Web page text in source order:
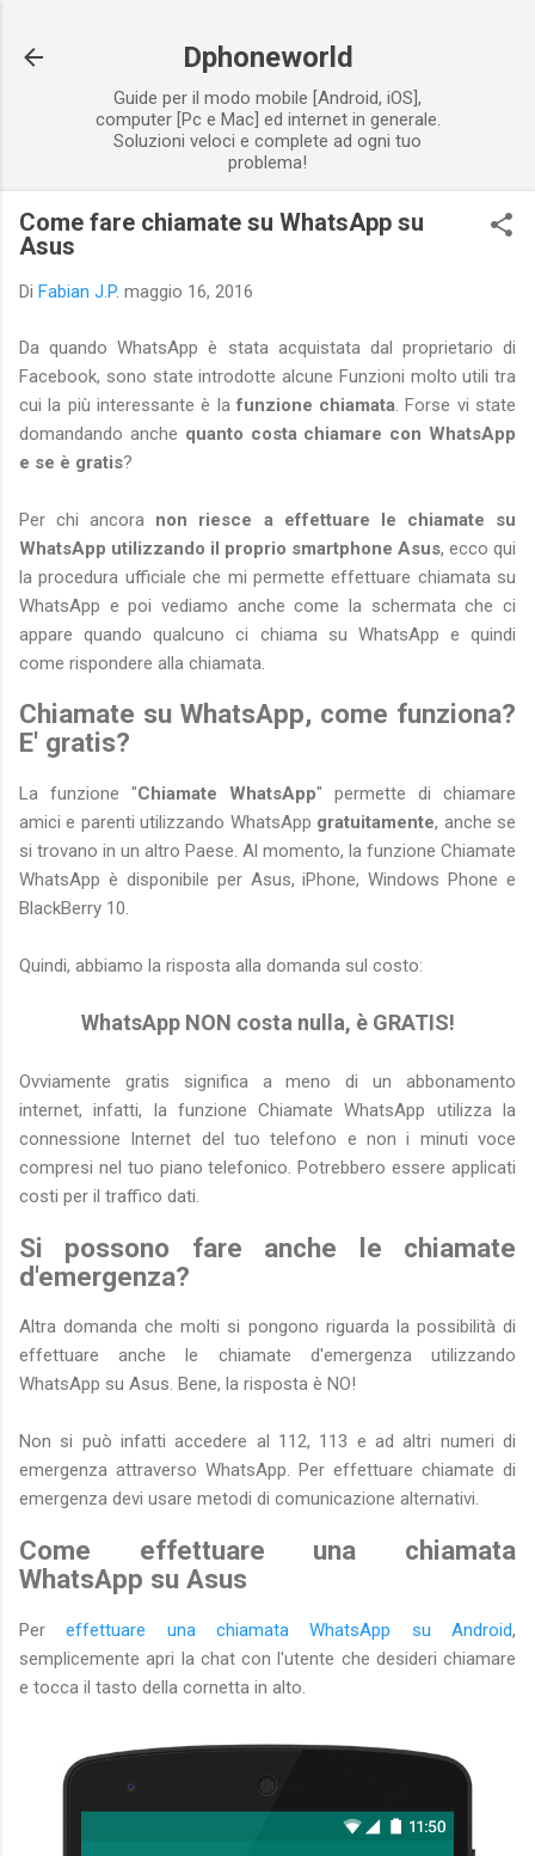
Dphoneworld
Guide per il modo mobile [Android, iOS],
computer [Pc e Mac] ed internet in generale.
Soluzioni veloci e complete ad ogni tuo
problema!
Come fare chiamate su WhatsApp su
Asus
Di Fabian J.P. maggio 16, 2016
Da quando WhatsApp è stata acquistata dal proprietario di
Facebook, sono state introdotte alcune Funzioni molto utili tra
cui la più interessante è lafunzione chiamata . Forse vi state
domandando anche quanto costa chiamare con WhatsApp
e se è gratis?
Per chi ancora non riesce a effettuare le chiamate su
WhatsApp utilizzando il proprio smartphone Asus, ecco qui
la procedura ufficiale che mi permette effettuare chiamata su
WhatsApp e poi vediamo anche come la schermata che ci
appare quando qualcuno ci chiama su WhatsApp e quindi
come rispondere alla chiamata.
Chiamate su WhatsApp, come funziona?
E' gratis?
La funzione "Chiamate WhatsApp" permette di chiamare
amici e parenti utilizzando WhatsApp gratuitamente, anche se
si trovano in un altro Paese. Al momento, la funzione Chiamate
WhatsApp è disponibile per Asus, iPhone, Windows Phone e
BlackBerry 10.
Quindi, abbiamo la risposta alla domanda sul costo:
WhatsApp NON costa nulla, è GRATIS!
Ovviamente gratis significa a meno di un abbonamento
internet, infatti, la funzione Chiamate WhatsApp utilizza la
connessione Internet del tuo telefono e non i minuti voce
compresi nel tuo piano telefonico. Potrebbero essere applicati
costi per il traffico dati.
Si possono fare anche le chiamate
d'emergenza?
Altra domanda che molti si pongono riguarda la possibilità di
effettuare anche le chiamate d'emergenza utilizzando
WhatsApp su Asus. Bene, la risposta è NO!
Non si può infatti accedere al 112, 113 e ad altri numeri di
emergenza attraverso WhatsApp. Per effettuare chiamate di
emergenza devi usare metodi di comunicazione alternativi.
Come effettuare una chiamata
WhatsApp su Asus
Pereffettuare una chiamata WhatsApp su Android,
semplicemente apri la chat con l'utente che desideri chiamare
e tocca il tasto della cornetta in alto.